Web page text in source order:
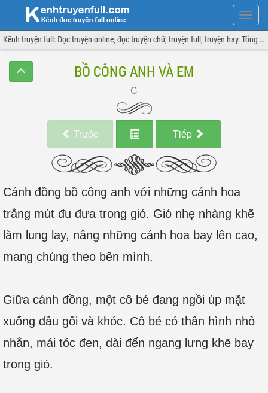
Hiện
menu
Kênh truyện full: Đọc truyện online, đọc truyện chữ, truyện full, truyện hay. Tổng hợp đầy đủ và cập nhật liên tục.
BỒ CÔNG ANH VÀ EM
Trước Tiếp
Cánh đồng bồ công anh với những cánh hoa
trắng mút đu đưa trong gió. Gió nhẹ nhàng khẽ
làm lung lay, nâng những cánh hoa bay lên cao,
mang chúng theo bên mình.
Giữa cánh đồng, một cô bé đang ngồi úp mặt
xuống đầu gối và khóc. Cô bé có thân hình nhỏ
nhắn, mái tóc đen, dài đến ngang lưng khẽ bay
trong gió.